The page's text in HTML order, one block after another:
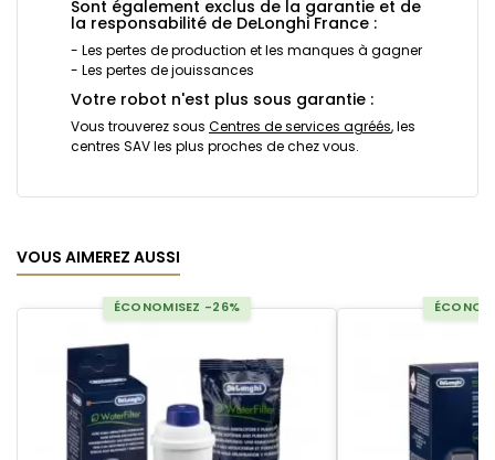
Sont également exclus de la garantie et de
la responsabilité de DeLonghi France :
- Les pertes de production et les manques à gagner
- Les pertes de jouissances
Votre robot n'est plus sous garantie :
Vous trouverez sous Centres de services agréés, les
centres SAV les plus proches de chez vous.
VOUS AIMEREZ AUSSI
ÉCONOMISEZ -26%